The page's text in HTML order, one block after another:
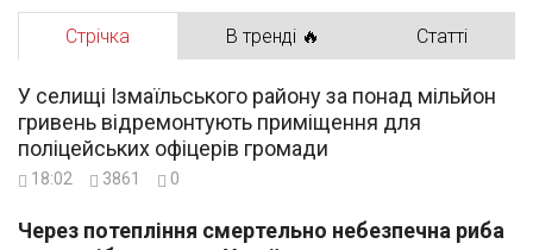
Стрічка В тренді 🔥 Статті
У селищі Ізмаїльського району за понад мільйон
гривень відремонтують приміщення для
поліцейських офіцерів громади
18:02 3861 0
Через потепління смертельно небезпечна риба